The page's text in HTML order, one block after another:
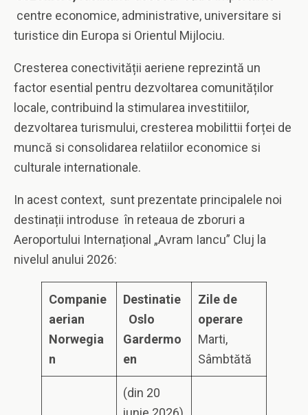
centre economice, administrative, universitare si
turistice din Europa si Orientul Mijlociu.
Cresterea conectivității aeriene reprezintă un
factor esential pentru dezvoltarea comunităților
locale, contribuind la stimularea investitiilor,
dezvoltarea turismului, cresterea mobilittii forței de
muncă si consolidarea relatiilor economice si
culturale internationale.
In acest context, sunt prezentate principalele noi
destinații introduse în reteaua de zboruri a
Aeroportului Internațional „Avram Iancu” Cluj la
nivelul anului 2026:
Companie
aerian
Norwegia
n
Destinatie
Oslo
Gardermo
en
Zile de
operare
Marti,
Sâmbtătă
(din 20